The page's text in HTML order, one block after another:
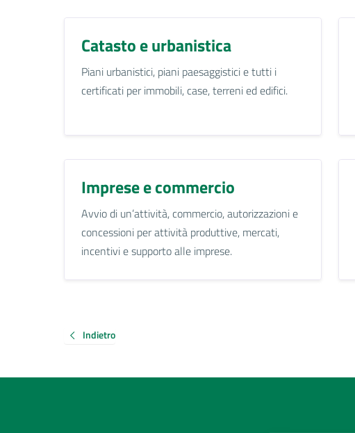
Catasto e urbanistica
Piani urbanistici, piani paesaggistici e tutti i
certificati per immobili, case, terreni ed edifici.
Imprese e commercio
Avvio di un’attività, commercio, autorizzazioni e
concessioni per attività produttive, mercati,
incentivi e supporto alle imprese.
Indietro